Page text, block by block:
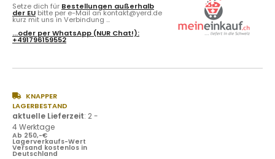
Setze dich für Bestellungen außerhalb
der EU bitte per e-Mail an kontakt@yerd.de
kurz mit uns in Verbindung ...
...oder perWhatsApp (NUR Chat!):
+491796159552
KNAPPER
LAGERBESTAND
aktuelle Lieferzeit: 2 -
4 Werktage
Ab 250,-€
Lagerverkaufs-Wert
Versand kostenlos in
Deutschland